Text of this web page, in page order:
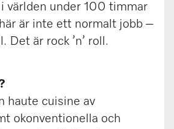
i världen under 100 timmar
är inte ett normalt jobb –
Det är rock ’n’ roll.
haute cuisine av
okonventionella och